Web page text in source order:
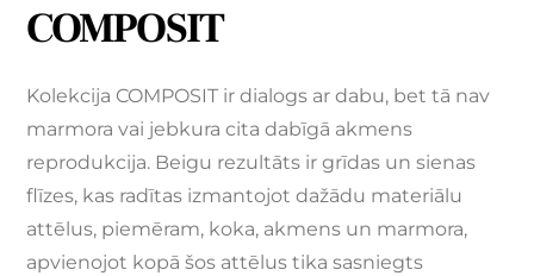
COMPOSIT
Kolekcija COMPOSIT ir dialogs ar dabu, bet tā nav
marmora vai jebkura cita dabīgā akmens
reprodukcija. Beigu rezultāts ir grīdas un sienas
flīzes, kas radītas izmantojot dažādu materiālu
attēlus, piemēram, koka, akmens un marmora,
apvienojot kopā šos attēlus tika sasniegts